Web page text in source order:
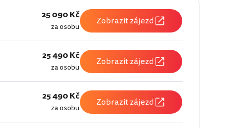
25 090 Kč
za osobu Zobrazit zájezd
25 490 Kč
za osobu Zobrazit zájezd
25 490 Kč
za osobu Zobrazit zájezd